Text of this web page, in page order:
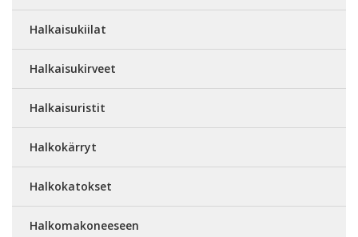
Halkaisukiilat
Halkaisukirveet
Halkaisuristit
Halkokärryt
Halkokatokset
Halkomakoneeseen